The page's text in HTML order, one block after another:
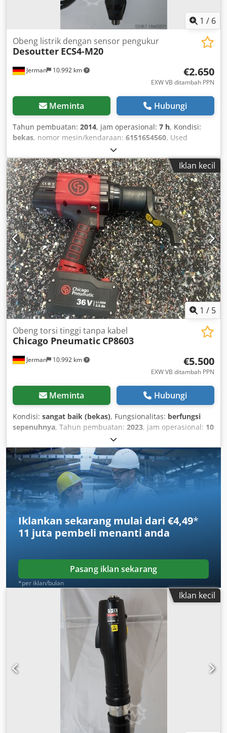
1 / 6
Jerman 10.992 km
Obeng listrik dengan sensor pengukur
Desoutter ECS4-M20
€2.650
EXW VB ditambah PPN
Meminta Hubungi
Tahun pembuatan: 2014, jam operasional: 7 h, Kondisi:
bekas, nomor mesin/kendaraan: 6151654560, Used
Desoutter ECS4-M20 electric screwdriver - Equipped with
M20 adapter - With screw position illumination - With
connection cable - No additional accessories included -
Compatible with Desoutter CVIC II-L2 or CVIC II-H2 screw
controller Chodpfevxu Dvsx Aipea Drive: Hex 1/4F" Torque:
Min.: 1.0 Nm Max.: 4.0 Nm No-load speed: 2000 rpm
Weight: 0.6 kg
Iklan kecil
1 / 5
Jerman 10.992 km
Obeng torsi tinggi tanpa kabel
Chicago Pneumatic CP8603
€5.500
EXW VB ditambah PPN
Meminta Hubungi
Kondisi: sangat baik (bekas), Fungsionalitas: berfungsi
sepenuhnya, Tahun pembuatan: 2023, jam operasional: 10
6151570380
demonstration tool inventory, tested and fully functional:
Chodpfx Aiev Tbh Repsa Chicago Pneumatic Cordless High
Torque Wrench CP8603 Demo tool including charger + 2
batteries (36 V 2.5 Ah) No-load speed: 20 rpm Torque
range Min/Max: 70 to 325 Nm Working torque: 90 to 260
Nm Drive: 3/4" square Length: 281 mm Weight with battery
Iklankan sekarang mulai dari €4,49*
11 juta pembeli menanti anda
Pasang iklan sekarang
*per iklan/bulan
Iklan kecil